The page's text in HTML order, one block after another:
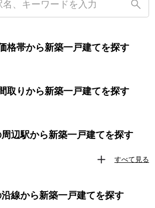
格帯から新築一戸建てを探す
取りから新築一戸建てを探す
辺駅から新築一戸建てを探す
すべて見る
線から新築一戸建てを探す